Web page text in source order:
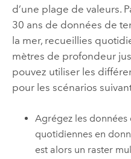
d’une plage de valeurs.
30 ans de données de
la mer, recueillies
mètres de profondeur
pouvez utiliser les
pour les scénarios
Agrégez les
quotidiennes en
est alors un raster